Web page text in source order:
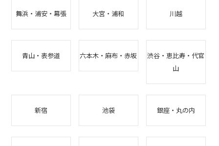
舞浜・浦安・幕張 大宮・浦和 川越
青山・表参道 六本木・麻布・赤坂
渋谷・恵比寿・代官
山
新宿 池袋 銀座・丸の内